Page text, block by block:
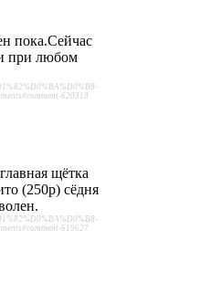
пока.Сейчас
при любом
620318
щётка
(250р) сёдня
619627